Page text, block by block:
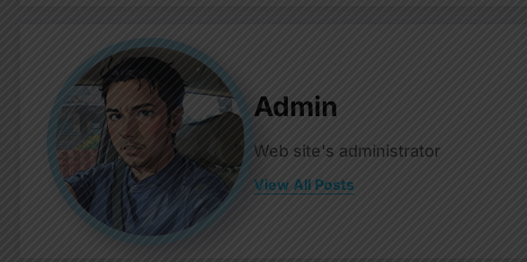
Admin
Web site's administrator
View All Posts